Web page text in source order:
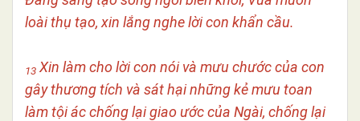
loài thụ tạo, xin lắng nghe lời con khẩn cầu.
13 Xin làm cho lời con nói và mưu chước của con
gây thương tích và sát hại những kẻ mưu toan
làm tội ác chống lại giao ước của Ngài, chống lại